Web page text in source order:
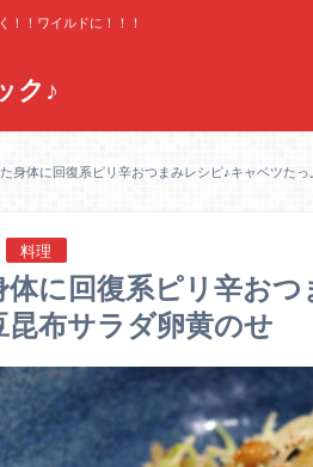
ク♪
！！ワイルドに！！！
身体に回復系ピリ辛おつまみレシピ♪キャベツた
料理
体に回復系ピリ辛お
昆布サラダ卵黄のせ